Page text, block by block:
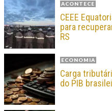
ACONTECE
CEEE
para
RS
ECONOMIA
Carga
do PIB